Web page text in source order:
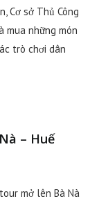
Cơ sở Thủ Công
mua những món
trò chơi dân
– Huế
mở lên Bà Nà